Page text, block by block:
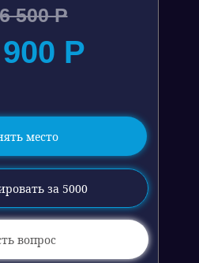
500 Р
Р
место
вопрос
за 5000